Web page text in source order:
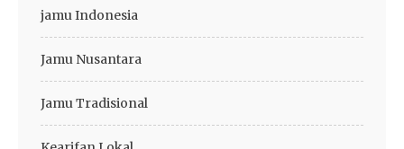
jamu Indonesia
Jamu Nusantara
Jamu Tradisional